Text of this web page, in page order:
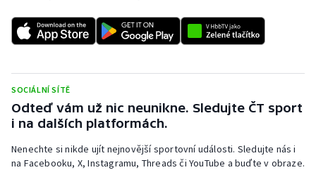
Ostatní
SOCIÁLNÍ SÍTĚ
Odteď vám už nic neunikne. Sledujte ČT sport
i na dalších platformách.
Nenechte si nikde ujít nejnovější sportovní události. Sledujte nás i
na Facebooku, X, Instagramu, Threads či YouTube a buďte v obraze.